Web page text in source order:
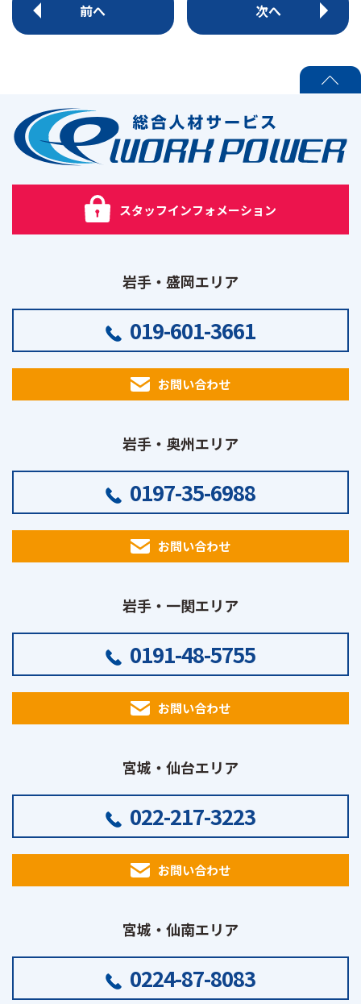
前へ 次へ
スタッフインフォメーション
岩手・盛岡エリア
019-601-3661
お問い合わせ
岩手・奥州エリア
0197-35-6988
お問い合わせ
岩手・一関エリア
0191-48-5755
お問い合わせ
宮城・仙台エリア
022-217-3223
お問い合わせ
宮城・仙南エリア
0224-87-8083